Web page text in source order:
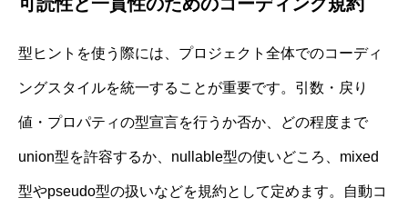
型ヒントを使う際には、プロジェクト全体でのコーディ
ングスタイルを統一することが重要です。引数・戻り
値・プロパティの型宣言を行うか否か、どの程度まで
union型を許容するか、nullable型の使いどころ、mixed
型やpseudo型の扱いなどを規約として定めます。自動コ